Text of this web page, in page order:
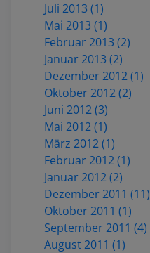
Juli 2013 (1)
Mai 2013 (1)
Februar 2013 (2)
Januar 2013 (2)
Dezember 2012 (1)
Oktober 2012 (2)
Juni 2012 (3)
Mai 2012 (1)
März 2012 (1)
Februar 2012 (1)
Januar 2012 (2)
Dezember 2011 (11)
Oktober 2011 (1)
September 2011 (4)
August 2011 (1)